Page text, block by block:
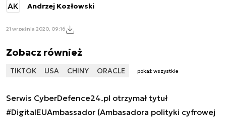
AK Andrzej Kozłowski
21 września 2020, 09:16
Zobacz również
TIKTOK USA CHINY ORACLE pokaż wszystkie
Serwis CyberDefence24.pl otrzymał tytuł
#DigitalEUAmbassador (Ambasadora polityki cyfrowej